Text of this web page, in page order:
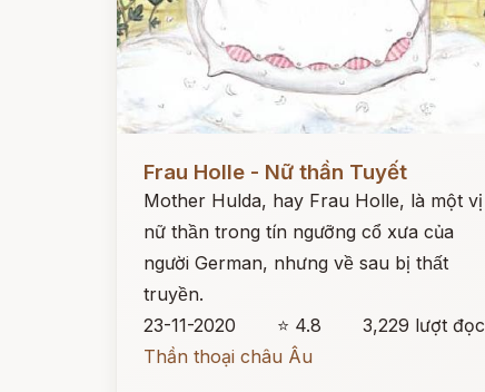
Frau Holle - Nữ thần Tuyết
Mother Hulda, hay Frau Holle, là một vị
nữ thần trong tín ngưỡng cổ xưa của
người German, nhưng về sau bị thất
truyền.
23-11-2020
⭐ 4.8
3,229 lượt đọc
Thần thoại châu Âu